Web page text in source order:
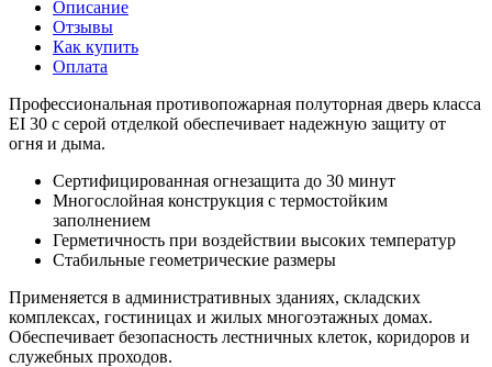
Описание
Отзывы
Как купить
Оплата
Профессиональная противопожарная полуторная дверь класса
EI 30 с серой отделкой обеспечивает надежную защиту от
огня и дыма.
Сертифицированная огнезащита до 30 минут
Многослойная конструкция с термостойким
заполнением
Герметичность при воздействии высоких температур
Стабильные геометрические размеры
Применяется в административных зданиях, складских
комплексах, гостиницах и жилых многоэтажных домах.
Обеспечивает безопасность лестничных клеток, коридоров и
служебных проходов.